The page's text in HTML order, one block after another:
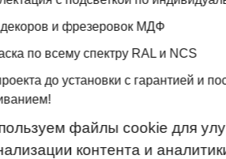
использовать полки
две полки. Крепится
и фрезеровок МДФ
по всему спектру RAL и NCS
до установки с гарантией и
файлы cookie для
контента и